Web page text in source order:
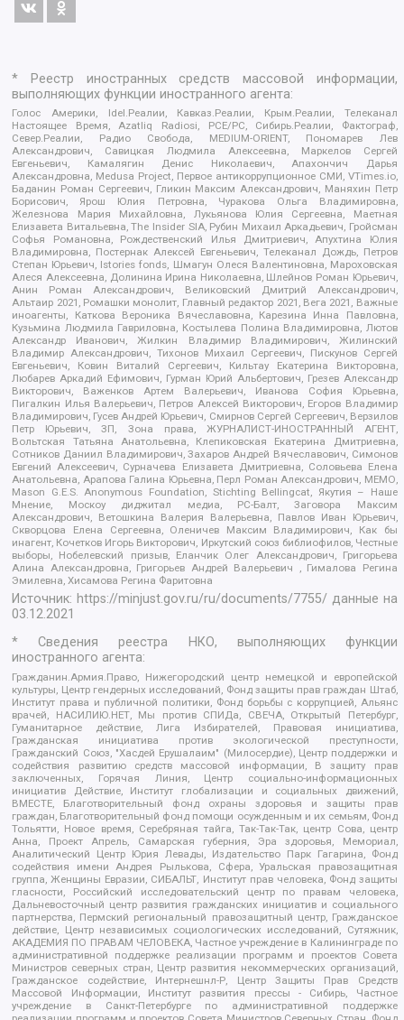
* Реестр иностранных средств массовой информации,
выполняющих функции иностранного агента:
Голос Америки, Idel.Реалии, Кавказ.Реалии, Крым.Реалии, Телеканал
Настоящее Время, Azatliq Radiosi, PCE/PC, Сибирь.Реалии, Фактограф,
Север.Реалии, Радио Свобода, MEDIUM-ORIENT, Пономарев Лев
Александрович, Савицкая Людмила Алексеевна, Маркелов Сергей
Евгеньевич, Камалягин Денис Николаевич, Апахончич Дарья
Александровна, Medusa Project, Первое антикоррупционное СМИ, VTimes.io,
Баданин Роман Сергеевич, Гликин Максим Александрович, Маняхин Петр
Борисович, Ярош Юлия Петровна, Чуракова Ольга Владимировна,
Железнова Мария Михайловна, Лукьянова Юлия Сергеевна, Маетная
Елизавета Витальевна, The Insider SIA, Рубин Михаил Аркадьевич, Гройсман
Софья Романовна, Рождественский Илья Дмитриевич, Апухтина Юлия
Владимировна, Постернак Алексей Евгеньевич, Телеканал Дождь, Петров
Степан Юрьевич, Istories fonds, Шмагун Олеся Валентиновна, Мароховская
Алеся Алексеевна, Долинина Ирина Николаевна, Шлейнов Роман Юрьевич,
Анин Роман Александрович, Великовский Дмитрий Александрович,
Альтаир 2021, Ромашки монолит, Главный редактор 2021, Вега 2021, Важные
иноагенты, Каткова Вероника Вячеславовна, Карезина Инна Павловна,
Кузьмина Людмила Гавриловна, Костылева Полина Владимировна, Лютов
Александр Иванович, Жилкин Владимир Владимирович, Жилинский
Владимир Александрович, Тихонов Михаил Сергеевич, Пискунов Сергей
Евгеньевич, Ковин Виталий Сергеевич, Кильтау Екатерина Викторовна,
Любарев Аркадий Ефимович, Гурман Юрий Альбертович, Грезев Александр
Викторович, Важенков Артем Валерьевич, Иванова София Юрьевна,
Пигалкин Илья Валерьевич, Петров Алексей Викторович, Егоров Владимир
Владимирович, Гусев Андрей Юрьевич, Смирнов Сергей Сергеевич, Верзилов
Петр Юрьевич, ЗП, Зона права, ЖУРНАЛИСТ-ИНОСТРАННЫЙ АГЕНТ,
Вольтская Татьяна Анатольевна, Клепиковская Екатерина Дмитриевна,
Сотников Даниил Владимирович, Захаров Андрей Вячеславович, Симонов
Евгений Алексеевич, Сурначева Елизавета Дмитриевна, Соловьева Елена
Анатольевна, Арапова Галина Юрьевна, Перл Роман Александрович, МЕМО,
Mason G.E.S. Anonymous Foundation, Stichting Bellingcat, Якутия – Наше
Мнение, Москоу диджитал медиа, РС-Балт, Заговора Максим
Александрович, Ветошкина Валерия Валерьевна, Павлов Иван Юрьевич,
Скворцова Елена Сергеевна, Оленичев Максим Владимирович, Как бы
инагент, Кочетков Игорь Викторович, Иркутский союз библиофилов, Честные
выборы, Нобелевский призыв, Еланчик Олег Александрович, Григорьева
Алина Александровна, Григорьев Андрей Валерьевич , Гималова Регина
Эмилевна, Хисамова Регина Фаритовна
Источник: https://minjust.gov.ru/ru/documents/7755/ данные на
03.12.2021
* Сведения реестра НКО, выполняющих функции
иностранного агента:
Гражданин.Армия.Право, Нижегородский центр немецкой и европейской
культуры, Центр гендерных исследований, Фонд защиты прав граждан Штаб,
Институт права и публичной политики, Фонд борьбы с коррупцией, Альянс
врачей, НАСИЛИЮ.НЕТ, Мы против СПИДа, СВЕЧА, Открытый Петербург,
Гуманитарное действие, Лига Избирателей, Правовая инициатива,
Гражданская инициатива против экологической преступности,
Гражданский Союз, "Хасдей Ерушалаим" (Милосердие), Центр поддержки и
содействия развитию средств массовой информации, В защиту прав
заключенных, Горячая Линия, Центр социально-информационных
инициатив Действие, Институт глобализации и социальных движений,
ВМЕСТЕ, Благотворительный фонд охраны здоровья и защиты прав
граждан, Благотворительный фонд помощи осужденным и их семьям, Фонд
Тольятти, Новое время, Серебряная тайга, Так-Так-Так, центр Сова, центр
Анна, Проект Апрель, Самарская губерния, Эра здоровья, Мемориал,
Аналитический Центр Юрия Левады, Издательство Парк Гагарина, Фонд
содействия имени Андрея Рылькова, Сфера, Уральская правозащитная
группа, Женщины Евразии, СИБАЛЬТ, Институт прав человека, Фонд защиты
гласности, Российский исследовательский центр по правам человека,
Дальневосточный центр развития гражданских инициатив и социального
партнерства, Пермский региональный правозащитный центр, Гражданское
действие, Центр независимых социологических исследований, Сутяжник,
АКАДЕМИЯ ПО ПРАВАМ ЧЕЛОВЕКА, Частное учреждение в Калининграде по
административной поддержке реализации программ и проектов Совета
Министров северных стран, Центр развития некоммерческих организаций,
Гражданское содействие, Интернешнл-Р, Центр Защиты Прав Средств
Массовой Информации, Институт развития прессы - Сибирь, Частное
учреждение в Санкт-Петербурге по административной поддержке